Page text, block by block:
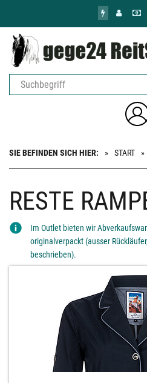
springen
SIE BEFINDEN SICH HIER: START
RESTE
Im Outlet bieten wir
originalverpackt (ausser
beschrieben).